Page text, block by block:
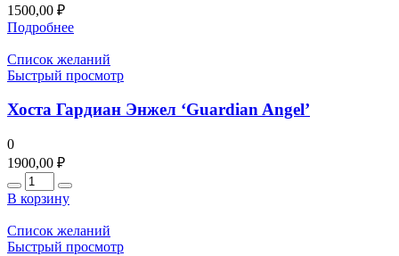
1500,00 ₽
Подробнее
Список желаний
Быстрый просмотр
Хоста Гардиан Энжел ‘Guardian Angel’
0
1900,00 ₽
Количество
В корзину
Список желаний
Быстрый просмотр